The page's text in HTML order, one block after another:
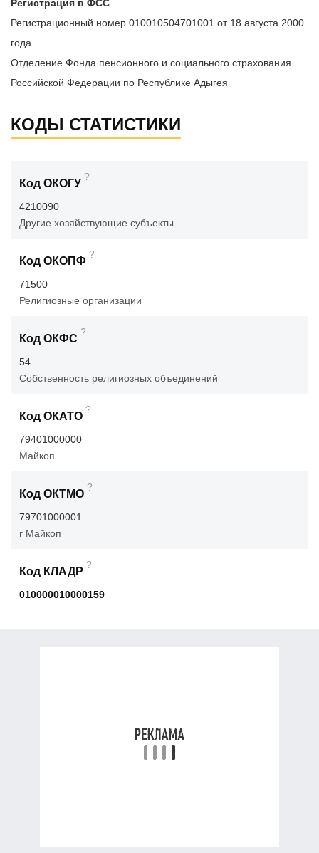
Регистрация в ФСС
Регистрационный номер 010010504701001 от 18 августа 2000
года
Отделение Фонда пенсионного и социального страхования
Российской Федерации по Республике Адыгея
КОДЫ СТАТИСТИКИ
Код ОКОГУ
?
4210090
Другие хозяйствующие субъекты
Код ОКОПФ
?
71500
Религиозные организации
Код ОКФС
?
54
Собственность религиозных объединений
Код ОКАТО
?
79401000000
Майкоп
Код ОКТМО
?
79701000001
г Майкоп
Код КЛАДР
?
010000010000159